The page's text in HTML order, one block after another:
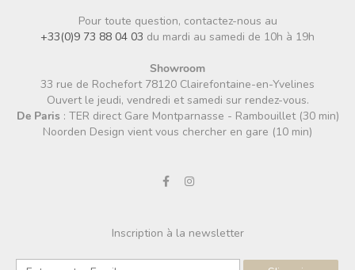
Pour toute question, contactez-nous au
+33(0)9 73 88 04 03 du mardi au samedi de 10h à 19h
Showroom
33 rue de Rochefort 78120 Clairefontaine-en-Yvelines
Ouvert le jeudi, vendredi et samedi sur rendez-vous.
De Paris : TER direct Gare Montparnasse - Rambouillet (30 min)
Noorden Design vient vous chercher en gare (10 min)
Inscription à la newsletter